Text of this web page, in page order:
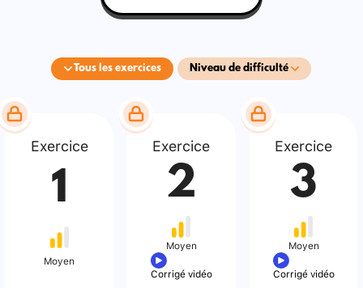
Tous les exercices Niveau de difficulté
Exercice
1
Moyen
Exercice
2
Moyen
Corrigé vidéo
Exercice
3
Moyen
Corrigé vidéo